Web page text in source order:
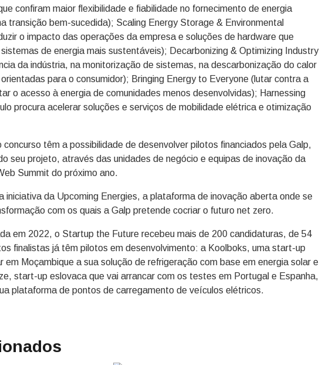
confiram maior flexibilidade e fiabilidade no fornecimento de energia
transição bem-sucedida); Scaling Energy Storage & Environmental
o impacto das operações da empresa e soluções de hardware que
de energia mais sustentáveis); Decarbonizing & Optimizing Industry
da indústria, na monitorização de sistemas, na descarbonização do calor
para o consumidor); Bringing Energy to Everyone (lutar contra a
o acesso à energia de comunidades menos desenvolvidas); Harnessing
procura acelerar soluções e serviços de mobilidade elétrica e otimização
têm a possibilidade de desenvolver pilotos financiados pela Galp,
seu projeto, através das unidades de negócio e equipas de inovação da
Summit do próximo ano.
iniciativa da Upcoming Energies, a plataforma de inovação aberta onde se
com os quais a Galp pretende cocriar o futuro net zero.
em 2022, o Startup the Future recebeu mais de 200 candidaturas, de 54
finalistas já têm pilotos em desenvolvimento: a Koolboks, uma start-up
Moçambique a sua solução de refrigeração com base em energia solar e
start-up eslovaca que vai arrancar com os testes em Portugal e Espanha,
plataforma de pontos de carregamento de veículos elétricos.